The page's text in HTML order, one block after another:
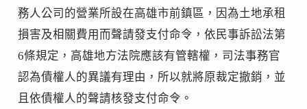
務人公司的營業所設在高雄市前鎮區，因為土地承租
損害及相關費用而聲請發支付命令，依民事訴訟法第
6條規定，高雄地方法院應該有管轄權，司法事務官
認為債權人的異議有理由，所以就將原裁定撤銷，並
且依債權人的聲請核發支付命令。